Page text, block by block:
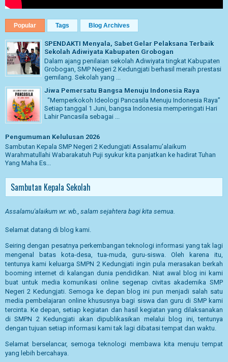
Popular Tags Blog Archives
SPENDAKTI Menyala, Sabet Gelar Pelaksana Terbaik
Sekolah Adiwiyata Kabupaten Grobogan
Dalam ajang penilaian sekolah Adiwiyata tingkat Kabupaten
Grobogan, SMP Negeri 2 Kedungjati berhasil meraih prestasi
gemilang. Sekolah yang ...
Jiwa Pemersatu Bangsa Menuju Indonesia Raya
“Memperkokoh Ideologi Pancasila Menuju Indonesia Raya”
Setiap tanggal 1 Juni, bangsa Indonesia memperingati Hari
Lahir Pancasila sebagai ...
Pengumuman Kelulusan 2026
Sambutan Kepala SMP Negeri 2 Kedungjati Assalamu’alaikum
Warahmatullahi Wabarakatuh Puji syukur kita panjatkan ke hadirat Tuhan
Yang Maha Es...
Sambutan Kepala Sekolah
Assalamu'alaikum wr. wb., salam sejahtera bagi kita semua.
Selamat datang di blog kami.
Seiring dengan pesatnya perkembangan teknologi informasi yang tak lagi
mengenal batas kota-desa, tua-muda, guru-siswa. Oleh karena itu,
tentunya kami keluarga SMPN 2 Kedungjati ingin pula merasakan berkah
booming internet di kalangan dunia pendidikan. Niat awal blog ini kami
buat untuk media komunikasi online segenap civitas akademika SMP
Negeri 2 Kedungjati. Semoga ke depan blog ini pun menjadi salah satu
media pembelajaran online khususnya bagi siswa dan guru di SMP kami
tercinta. Ke depan, setiap kegiatan dan hasil kegiatan yang dilaksanakan
di SMPN 2 Kedungjati akan dipublikasikan melalui blog ini, tentunya
dengan tujuan setiap informasi kami tak lagi dibatasi tempat dan waktu.
Selamat berselancar, semoga teknologi membawa kita menuju tempat
yang lebih bercahaya.